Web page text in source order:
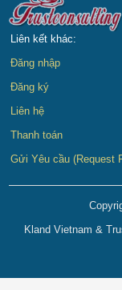
Liên kết khác:
Đăng nhập
Đăng ký
Liên hệ
Thanh toán
Gửi Yêu cầu (Request
Kland Vietnam &